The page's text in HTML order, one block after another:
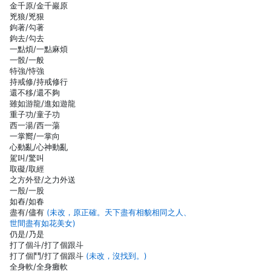
金千原/金千巖原
兇狼/兇狠
鉤著/勾著
鉤去/勾去
一點煩/一點麻煩
一骰/一般
特強/恃強
持戒修/持戒修行
還不移/還不夠
雖如游龍/進如遊龍
重子功/童子功
西一湯/西一蕩
一掌嚮/一掌向
心動亂/心神動亂
駕叫/驚叫
取礙/取經
之方外登/之力外送
一殷/一股
如舂/如春
盡有/儘有 (未改，原正確。天下盡有相貌相同之人、
世間盡有如花美女)
仍是/乃是
打了個斗/打了個跟斗
打了個鬥/打了個跟斗 (未改，沒找到。)
全身軟/全身癱軟